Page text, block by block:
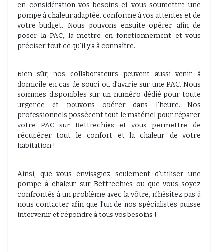
en considération vos besoins et vous soumettre une
pompe à chaleur adaptée, conforme à vos attentes et de
votre budget. Nous pouvons ensuite opérer afin de
poser la PAC, la mettre en fonctionnement et vous
préciser tout ce qu’il y a à connaître.
Bien sûr, nos collaborateurs peuvent aussi venir à
domicile en cas de souci ou d’avarie sur une PAC. Nous
sommes disponibles sur un numéro dédié pour toute
urgence et pouvons opérer dans l’heure. Nos
professionnels possèdent tout le matériel pour réparer
votre PAC sur Bettrechies et vous permettre de
récupérer tout le confort et la chaleur de votre
habitation !
Ainsi, que vous envisagiez seulement d’utiliser une
pompe à chaleur sur Bettrechies ou que vous soyez
confrontés à un problème avec la vôtre, n’hésitez pas à
nous contacter afin que l’un de nos spécialistes puisse
intervenir et répondre à tous vos besoins !